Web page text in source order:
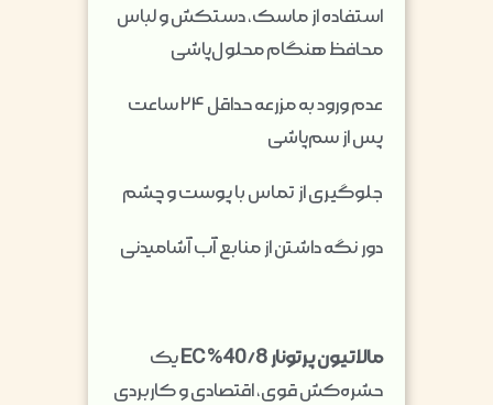
استفاده از ماسک، دستکش و لباس
محافظ هنگام محلول‌پاشی
عدم ورود به مزرعه حداقل ۲۴ ساعت
پس از سم‌پاشی
جلوگیری از تماس با پوست و چشم
دور نگه داشتن از منابع آب آشامیدنی
مالاتیون پرتونار 40/8% EC
یک
حشره‌کش قوی، اقتصادی و کاربردی